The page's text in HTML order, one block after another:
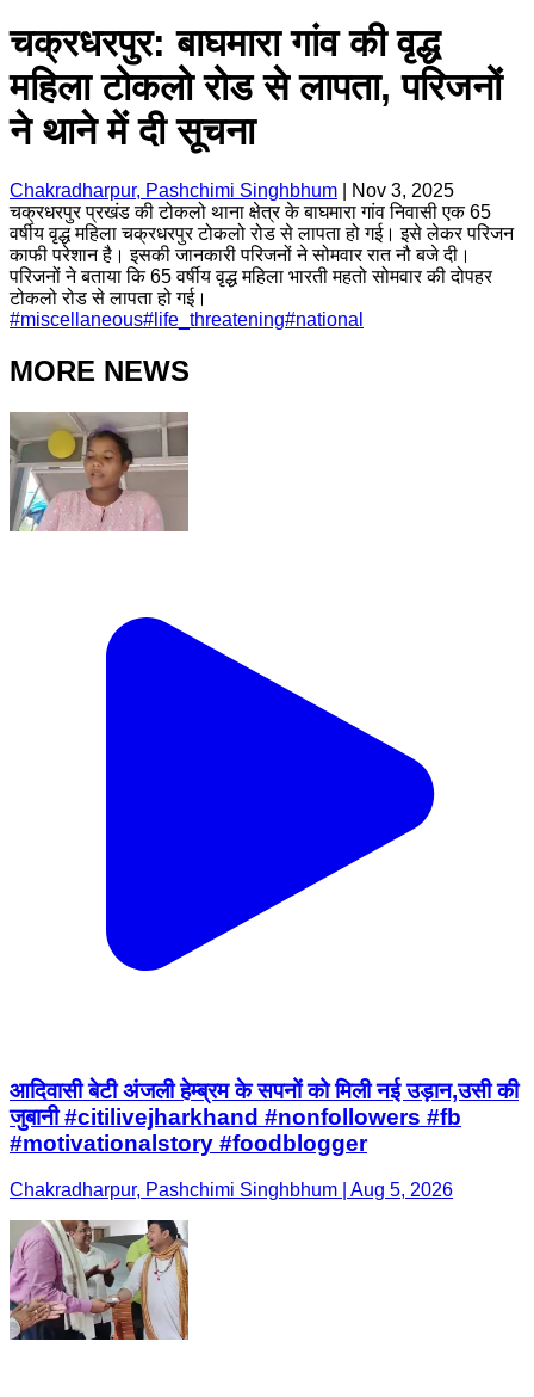
चक्रधरपुर: बाघमारा गांव की वृद्ध
महिला टोकलो रोड से लापता, परिजनों
ने थाने में दी सूचना
Chakradharpur, Pashchimi Singhbhum
Nov 3, 2025
चक्रधरपुर प्रखंड की टोकलो थाना क्षेत्र के बाघमारा गांव निवासी एक 65
वर्षीय वृद्ध महिला चक्रधरपुर टोकलो रोड से लापता हो गई। इसे लेकर परिजन
काफी परेशान है। इसकी जानकारी परिजनों ने सोमवार रात नौ बजे दी।
परिजनों ने बताया कि 65 वर्षीय वृद्ध महिला भारती महतो सोमवार की दोपहर
टोकलो रोड से लापता हो गई।
#miscellaneous# life_threatening#national
MORE NEWS
आदिवासी बेटी अंजली हेम्ब्रम के सपनों को मिली नई उड़ान,उसी की
जुबानी #citilivejharkhand #nonfollowers #fb
#motivationalstory #foodblogger
Chakradharpur, Pashchimi Singhbhum | Aug 5, 2026